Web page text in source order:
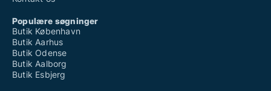
Populære søgninger
Butik København
Butik Aarhus
Butik Odense
Butik Aalborg
Butik Esbjerg